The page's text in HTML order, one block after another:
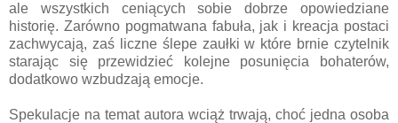
ale wszystkich ceniących sobie dobrze opowiedziane
historię. Zarówno pogmatwana fabuła, jak i kreacja postaci
zachwycają, zaś liczne ślepe zaułki w które brnie czytelnik
starając się przewidzieć kolejne posunięcia bohaterów,
dodatkowo wzbudzają emocje.
Spekulacje na temat autora wciąż trwają, choć jedna osoba